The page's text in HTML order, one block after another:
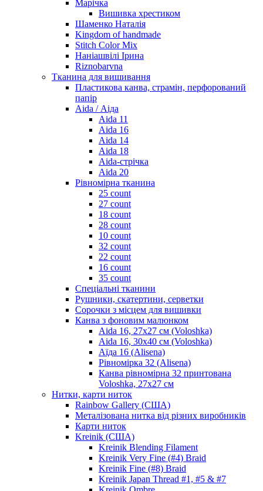
Марічка
Вишивка хрестиком
Шаменко Наталія
Kingdom of handmade
Stitch Color Mix
Наніашвілі Ірина
Riznobarvna
Тканина для вишивання
Пластикова канва, страмін, перфорований
папір
Aida / Аіда
Aida 11
Aida 16
Aida 14
Aida 18
Aida-стрічка
Aida 20
Рівномірна тканина
25 count
27 count
18 count
28 count
10 count
32 count
22 count
16 count
35 count
Спеціальні тканини
Рушники, скатертини, серветки
Сорочки з місцем для вишивки
Канва з фоновим малюнком
Aida 16, 27х27 см (Voloshka)
Aida 16, 30х40 см (Voloshka)
Аїда 16 (Alisena)
Рівномірка 32 (Alisena)
Канва рівномірна 32 принтована
Voloshka, 27х27 см
Нитки, карти ниток
Rainbow Gallery (США)
Металізована нитка від різних виробників
Карти ниток
Kreinik (США)
Kreinik Blending Filament
Kreinik Very Fine (#4) Braid
Kreinik Fine (#8) Braid
Kreinik Japan Thread #1, #5 & #7